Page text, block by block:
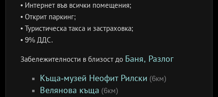
• Интернет във всички помещения;
• Открит паркинг;
• Туристическа такса и застраховка;
• 9% ДДС.
Забележителности в близост до Баня, Разлог
Къща-музей Неофит Рилски (6км)
Велянова къща (6км)